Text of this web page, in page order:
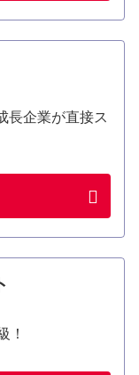
長企業が直接ス
！